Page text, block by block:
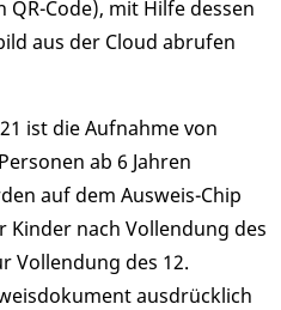
QR-Code), mit Hilfe dessen
aus der Cloud abrufen
ist die Aufnahme von
ab 6 Jahren
auf dem Ausweis-Chip
Kinder nach Vollendung des
Vollendung des 12.
ausdrücklich